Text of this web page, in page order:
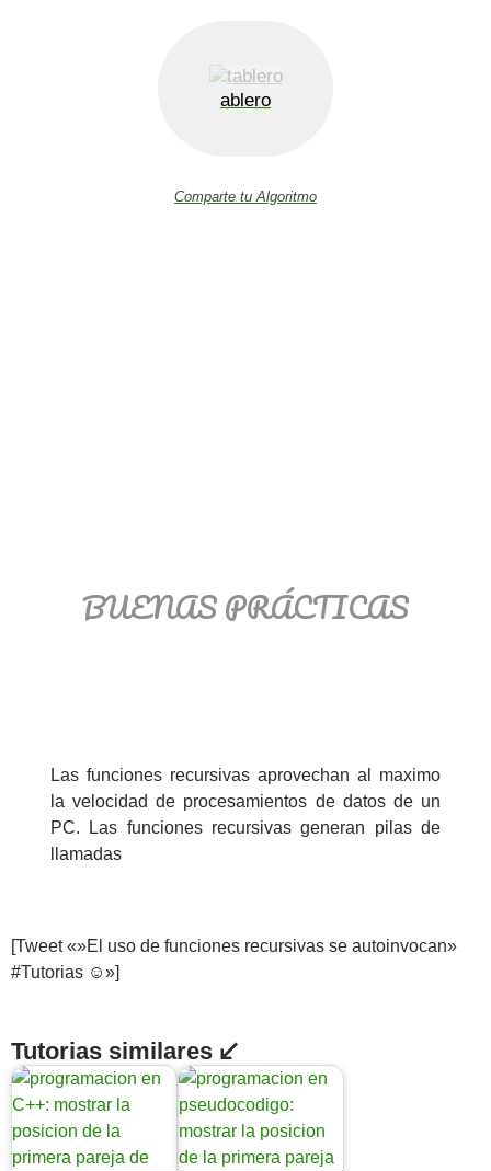
ablero
Comparte tu Algoritmo
BUENAS PRÁCTICAS
Las funciones recursivas aprovechan al maximo
la velocidad de procesamientos de datos de un
PC. Las funciones recursivas generan pilas de
llamadas
[Tweet «»El uso de funciones recursivas se autoinvocan»
#Tutorias ☺»]
Tutorias similares ↙